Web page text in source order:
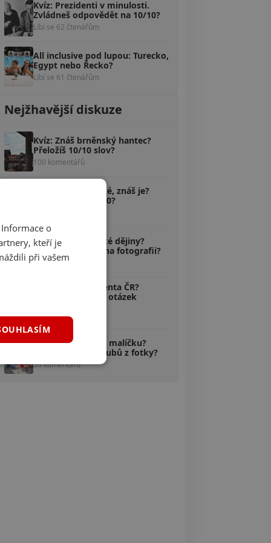
Kvíz: Prezidenti v minulosti.
Zvládneš odpovědět na 10/10?
Líbí se 62 čtenářům
All inclusive pod lupou: Turecko,
Egypt nebo Řecko?
Líbí se 61 čtenářům
Nejžhavější diskuze
Kvíz: Znáš brněnský hantec?
Přeložíš 10/10 slov?
100 komentářů
Kvíz: Pověsti české, znáš je?
Poznáš aspoň 5/10?
Kvíz: Zvládáš české dějiny?
Uhodneš, kdo je na fotografii?
40 komentářů
Kvíz: Znáš prezidenta ČR?
Odpovíš na 10/10 otázek
38 komentářů
Kvíz: Máš fotbal v malíčku?
Uhádneš 10/10 klubů z fotky?
36 komentářů
o
kteří je
při vašem